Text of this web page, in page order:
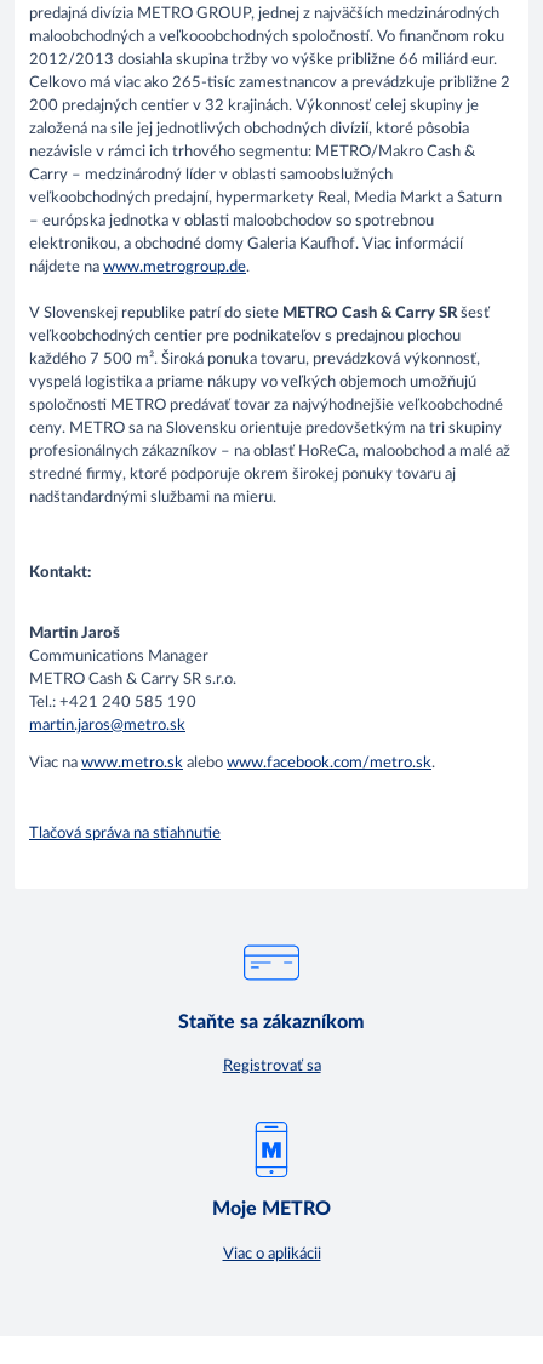
predajná divízia METRO GROUP, jednej z najväčších medzinárodných
maloobchodných a veľkooobchodných spoločností. Vo finančnom roku
2012/2013 dosiahla skupina tržby vo výške približne 66 miliárd eur.
Celkovo má viac ako 265-tisíc zamestnancov a prevádzkuje približne 2
200 predajných centier v 32 krajinách. Výkonnosť celej skupiny je
založená na sile jej jednotlivých obchodných divízií, ktoré pôsobia
nezávisle v rámci ich trhového segmentu: METRO/Makro Cash &
Carry – medzinárodný líder v oblasti samoobslužných
veľkoobchodných predajní, hypermarkety Real, Media Markt a Saturn
– európska jednotka v oblasti maloobchodov so spotrebnou
elektronikou, a obchodné domy Galeria Kaufhof. Viac informácií
nájdete na www.metrogroup.de.
V Slovenskej republike patrí do siete METRO Cash & Carry SRšesť
veľkoobchodných centier pre podnikateľov s predajnou plochou
každého 7 500 m². Široká ponuka tovaru, prevádzková výkonnosť,
vyspelá logistika a priame nákupy vo veľkých objemoch umožňujú
spoločnosti METRO predávať tovar za najvýhodnejšie veľkoobchodné
ceny. METRO sa na Slovensku orientuje predovšetkým na tri skupiny
profesionálnych zákazníkov – na oblasť HoReCa, maloobchod a malé až
stredné firmy, ktoré podporuje okrem širokej ponuky tovaru aj
nadštandardnými službami na mieru.
Kontakt:
Martin Jaroš
Communications Manager
METRO Cash & Carry SR s.r.o.
Tel.: +421 240 585 190
martin.jaros@metro.sk
Viac na www.metro.sk alebo www.facebook.com/metro.sk.
Tlačová správa na stiahnutie
Staňte sa zákazníkom
Registrovať sa
Moje METRO
Viac o aplikácii